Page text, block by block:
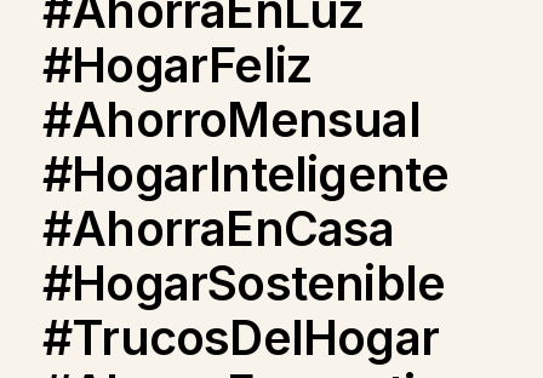
#HogarFeliz
#AhorroMensual
#HogarInteligente
#AhorraEnCasa
#HogarSostenible
#TrucosDelHogar